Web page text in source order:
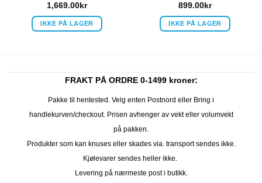
1,669.00kr
IKKE PÅ LAGER
899.00kr
IKKE PÅ LAGER
FRAKT PÅ ORDRE 0-1499 kroner:
Pakke til hentested. Velg enten Postnord eller Bring i
handlekurven/checkout. Prisen avhenger av vekt eller volumvekt
på pakken.
Produkter som kan knuses eller skades via. transport sendes ikke.
Kjølevarer sendes heller ikke.
Levering på nærmeste post i butikk.